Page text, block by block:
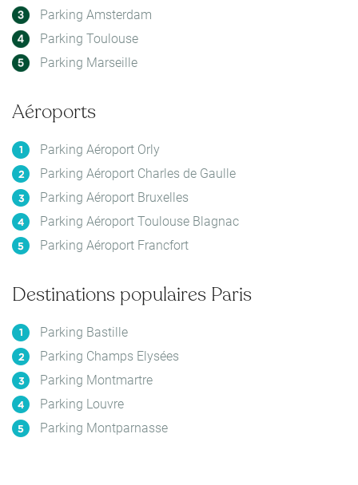
Parking Amsterdam
Parking Toulouse
Parking Marseille
Aéroports
Parking Aéroport Orly
Parking Aéroport Charles de Gaulle
Parking Aéroport Bruxelles
Parking Aéroport Toulouse Blagnac
Parking Aéroport Francfort
Destinations populaires Paris
Parking Bastille
Parking Champs Elysées
Parking Montmartre
Parking Louvre
Parking Montparnasse